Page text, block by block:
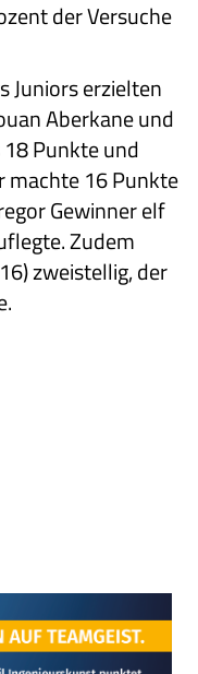
der Versuche
Juniors erzielten
Aberkane und
Punkte und
machte 16 Punkte
Gewinner elf
Zudem
zweistellig, der